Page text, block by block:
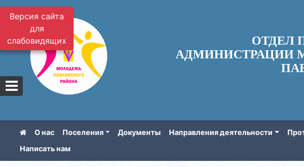
Версия сайта
для
слабовидящих
ОТДЕЛ
АДМИНИСТРАЦИИ
О нас Поселения Документы Направления деятельности
Написать нам